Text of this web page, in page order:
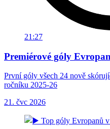
21:27
Premiérové góly
První góly všech 24 nově
ročníku 2025-26
21. čvc 2026